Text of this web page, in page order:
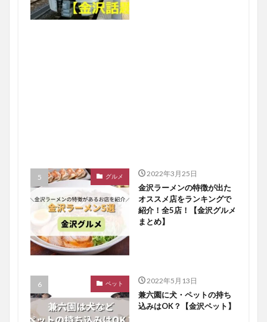
グルメ 2022年3月25日
金沢ラーメンの特徴が出た
オススメ店をランキングで
紹介！全5店！【金沢グルメ
まとめ】
ペット 2022年5月13日
兼六園に犬・ペットの持ち
込みはOK？【金沢ペット】